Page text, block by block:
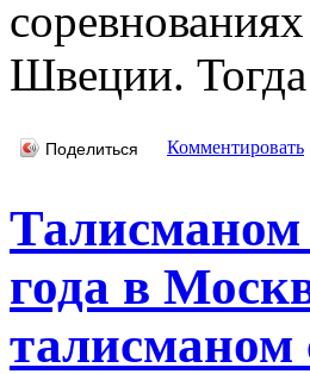
Швеции.
Поделиться Комментировать
Талисманом
года в
талисманом